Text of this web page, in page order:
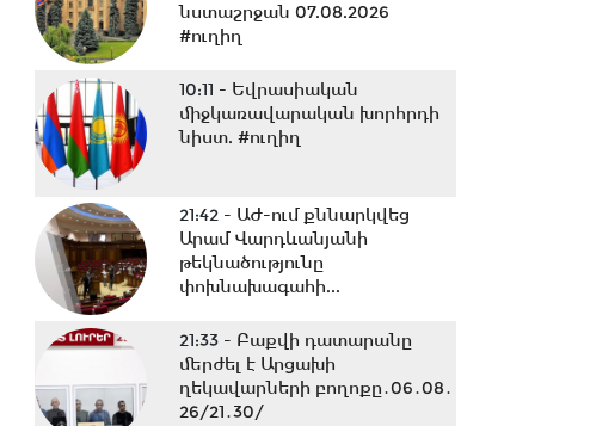
նստաշրջան 07.08.2026
#ուղիղ
10:11 - Եվրասիական
միջկառավարական խորհրդի
նիստ. #ուղիղ
21:42 - ԱԺ-ում քննարկվեց
Արամ Վարդևանյանի
թեկնածությունը
փոխնախագահի...
21:33 - Բաքվի դատարանը
մերժել է Արցախի
ղեկավարների բողոքը․06․08․
26/21․30/